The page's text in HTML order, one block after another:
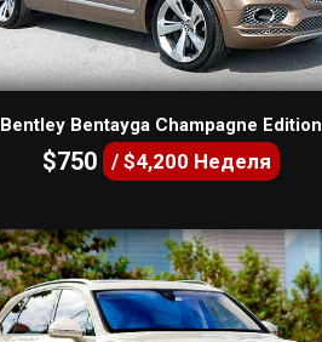
Bentley Bentayga Champagne Edition
$750 / $4,200 Неделя